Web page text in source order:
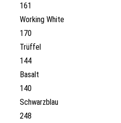
161
Working White
170
Trüffel
144
Basalt
140
Schwarzblau
248